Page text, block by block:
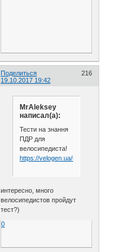
Поделиться
216
19.10.2017 19:42
MrAleksey
написал(а):
Тести на знання
ПДР для
велосипедиста!
https://velogen.ua/ua/velo_testing/
интересно, много
велосипедистов пройдут
тест?)
0